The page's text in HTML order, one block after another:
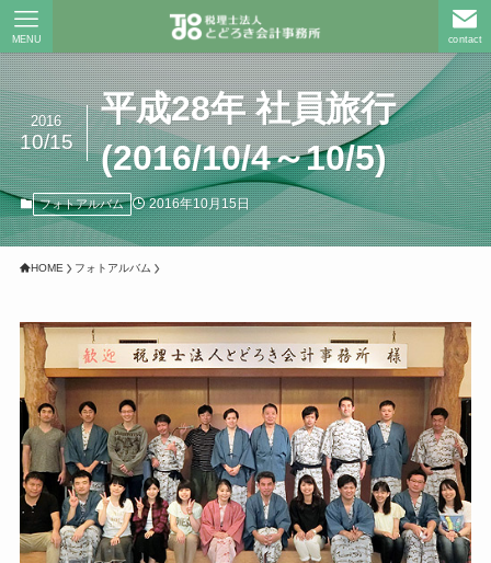
contact
MENU
平成28年 社員旅行
(2016/10/4～10/5)
2016
10/15
フォトアルバム 2016年10月15日
HOME フォトアルバム